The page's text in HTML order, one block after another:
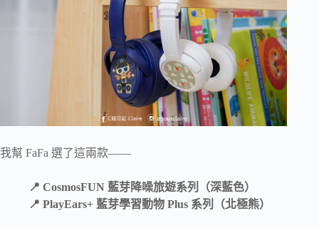
我幫 FaFa 選了這兩款——
📍 CosmosFUN 藍芽降噪旅遊系列（深藍色）
📍 PlayEars+ 藍芽學習動物 Plus 系列（北極熊）